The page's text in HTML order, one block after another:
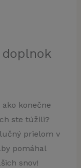
konečne
ste túžili?
prielom v
pomáhal
snov!